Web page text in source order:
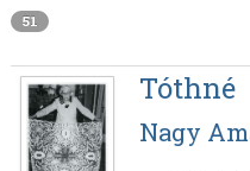
51
Tóthné
Nagy